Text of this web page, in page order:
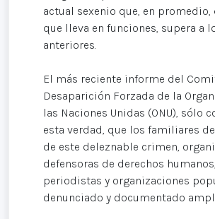
actual sexenio que, en
que lleva en funciones, supera a
anteriores.
El más reciente informe del
Desaparición Forzada de la
las Naciones Unidas (ONU), sólo
esta verdad, que los familiares
de este deleznable crimen,
defensoras de derechos humanos,
periodistas y organizaciones
denunciado y documentado